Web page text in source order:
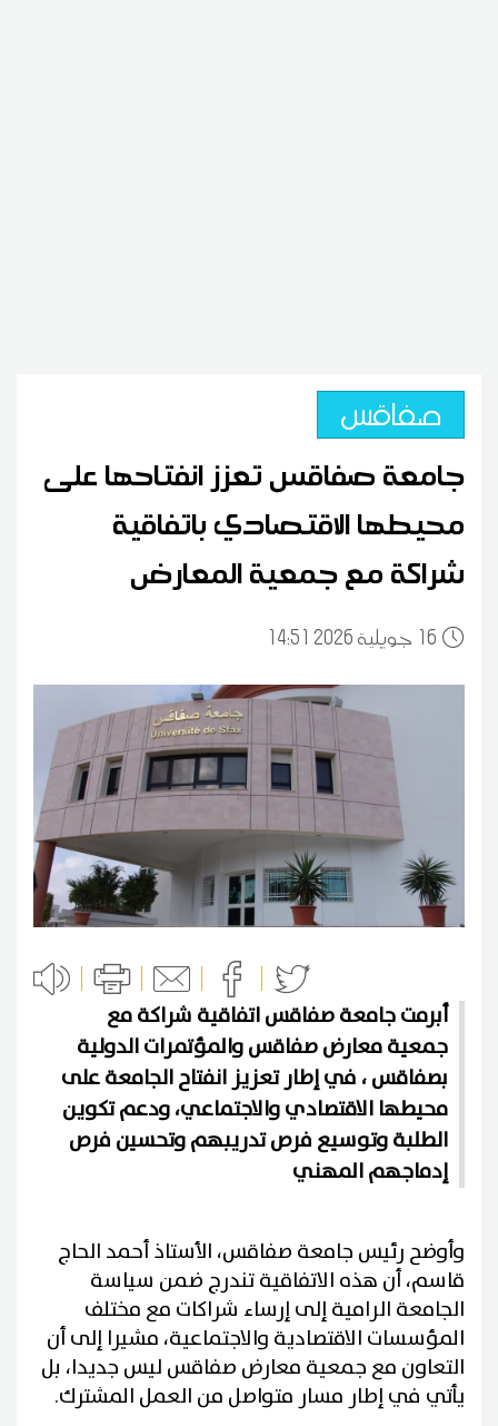
صفاقس
جامعة صفاقس تعزز انفتاحها على
محيطها الاقتصادي باتفاقية
شراكة مع جمعية المعارض
16 14:51 2026 جويلية
أبرمت جامعة صفاقس اتفاقية شراكة مع
جمعية معارض صفاقس والمؤتمرات الدولية
بصفاقس ، في إطار تعزيز انفتاح الجامعة على
محيطها الاقتصادي والاجتماعي، ودعم تكوين
الطلبة وتوسيع فرص تدريبهم وتحسين فرص
إدماجهم المهني
وأوضح رئيس جامعة صفاقس، الأستاذ أحمد الحاج
قاسم، أن هذه الاتفاقية تندرج ضمن سياسة
الجامعة الرامية إلى إرساء شراكات مع مختلف
المؤسسات الاقتصادية والاجتماعية، مشيرا إلى أن
التعاون مع جمعية معارض صفاقس ليس جديدا، بل
يأتي في إطار مسار متواصل من العمل المشترك.